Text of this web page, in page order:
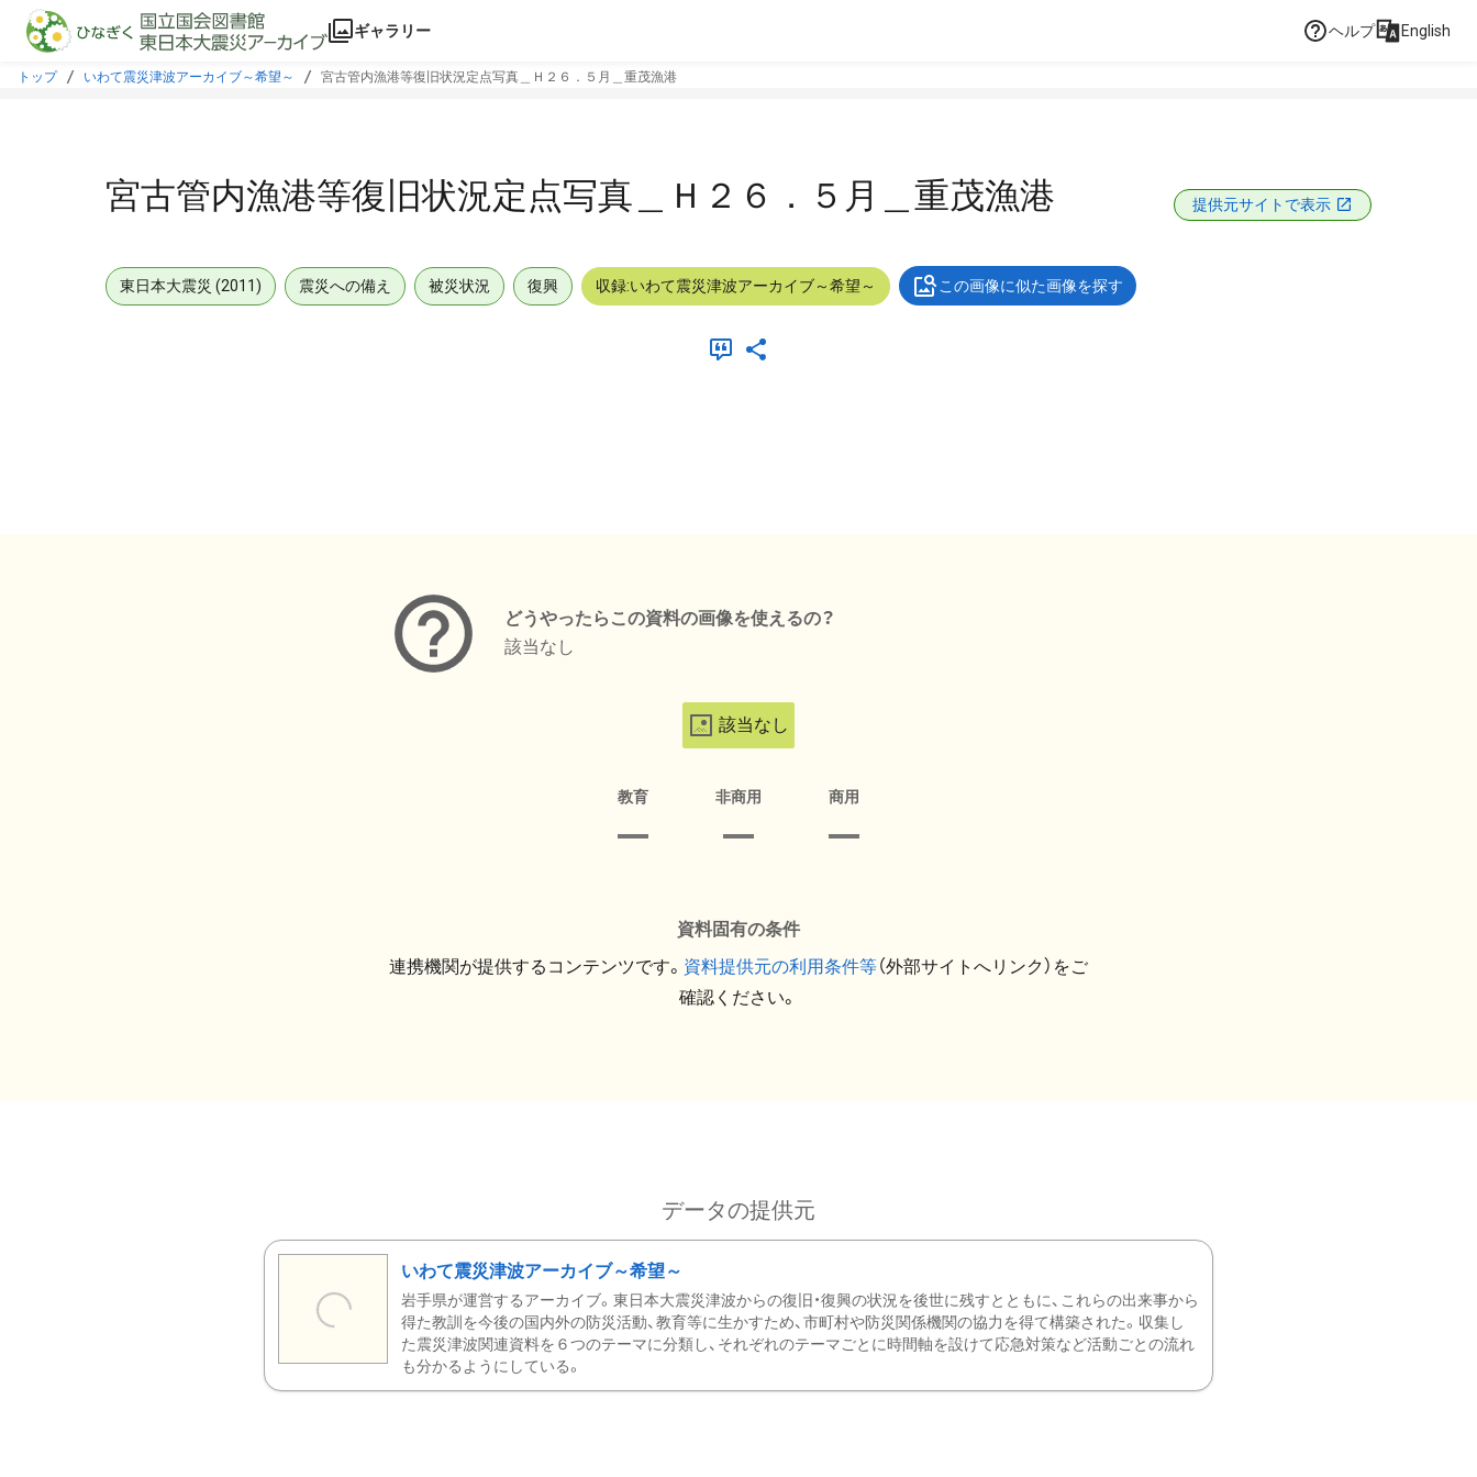
本文に飛ぶ
ギャラリー ヘルプ English
トップ いわて震災津波アーカイブ～希望～ 宮古管内漁港等復旧状況定点写真＿Ｈ２６．５月＿重茂漁港
宮古管内漁港等復旧状況定点写真＿Ｈ２６．５月＿重茂漁港 提供元サイトで表示
東日本大震災 (2011) 震災への備え 被災状況 復興 収録:いわて震災津波アーカイブ～希望～ この画像に似た画像を探す
どうやったらこの資料の画像を使えるの？
該当なし
該当なし
教育 非商用 商用
資料固有の条件
連携機関が提供するコンテンツです。 資料提供元の利用条件等（外部サイトへリンク）をご
確認ください。
データの提供元
いわて震災津波アーカイブ～希望～
岩手県が運営するアーカイブ。東日本大震災津波からの復旧・復興の状況を後世に残すとともに、これらの出来事から
得た教訓を今後の国内外の防災活動、教育等に生かすため、市町村や防災関係機関の協力を得て構築された。収集し
た震災津波関連資料を６つのテーマに分類し、それぞれのテーマごとに時間軸を設けて応急対策など活動ごとの流れ
も分かるようにしている。